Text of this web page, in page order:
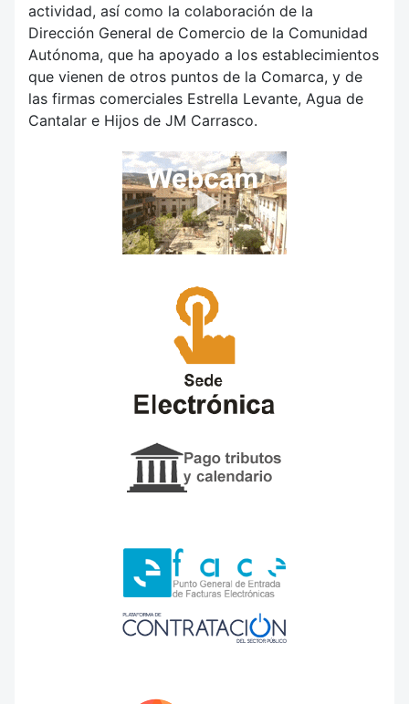
actividad, así como la colaboración de la
Dirección General de Comercio de la Comunidad
Autónoma, que ha apoyado a los establecimientos
que vienen de otros puntos de la Comarca, y de
las firmas comerciales Estrella Levante, Agua de
Cantalar e Hijos de JM Carrasco.